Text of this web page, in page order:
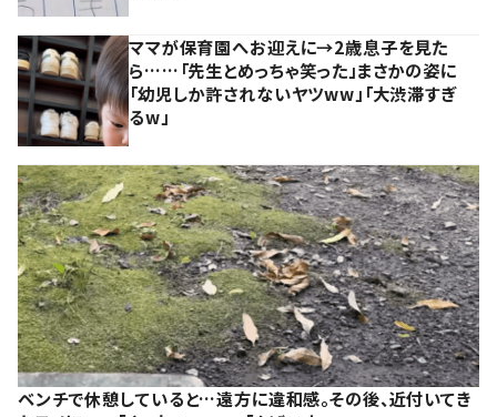
ママが保育園へお迎えに→2歳息子を見た
ら……「先生とめっちゃ笑った」まさかの姿に
「幼児しか許されないヤツww」「大渋滞すぎ
るw」
ベンチで休憩していると…遠方に違和感。その後、近付いてき